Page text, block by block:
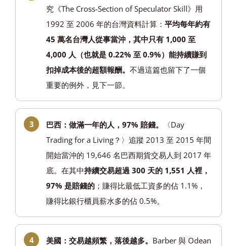
究《The Cross-Section of Speculator Skill》用
1992 至 2006 年的台灣資料計算： 平均每年約有
45 萬名台灣人從事當沖，其中只有 1,000 至
4,000 人（也就是 0.22% 至 0.9%）能持續賺到
扣掉成本後的超額報酬。 不過這篇也留下了一個
重要的例外，見下一節。
巴西：做滿一年的人，97% 賠錢。
〈Day
Trading for a Living？〉追蹤 2013 至 2015 年間
開始當沖的 19,646 名巴西期貨交易人到 2017 年
底。在其中持續交易超過 300 天的 1,551 人裡，
97% 是賠錢的 ；賺得比最低工資多的佔 1.1%，
賺得比銀行櫃員薪水多的佔 0.5%。
美國：交易越頻繁，落後越多。 Barber 與 Odean